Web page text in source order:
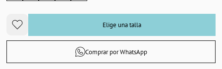
Elige una talla
Comprar por WhatsApp